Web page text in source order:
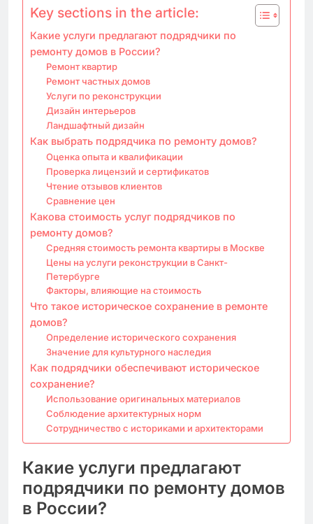
Key sections in the article:
Какие услуги предлагают подрядчики по
ремонту домов в России?
Ремонт квартир
Ремонт частных домов
Услуги по реконструкции
Дизайн интерьеров
Ландшафтный дизайн
Как выбрать подрядчика по ремонту домов?
Оценка опыта и квалификации
Проверка лицензий и сертификатов
Чтение отзывов клиентов
Сравнение цен
Какова стоимость услуг подрядчиков по
ремонту домов?
Средняя стоимость ремонта квартиры в Москве
Цены на услуги реконструкции в Санкт-
Петербурге
Факторы, влияющие на стоимость
Что такое историческое сохранение в ремонте
домов?
Определение исторического сохранения
Значение для культурного наследия
Как подрядчики обеспечивают историческое
сохранение?
Использование оригинальных материалов
Соблюдение архитектурных норм
Сотрудничество с историками и архитекторами
Какие услуги предлагают
подрядчики по ремонту домов
в России?